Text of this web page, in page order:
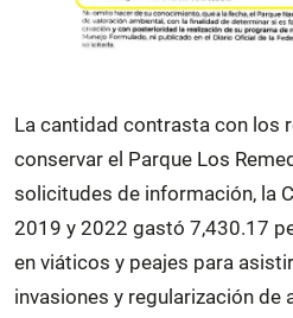
La cantidad contrasta con los
conservar el Parque Los
solicitudes de información, la
2019 y 2022 gastó 7,430.17
en viáticos y peajes para
invasiones y regularización de